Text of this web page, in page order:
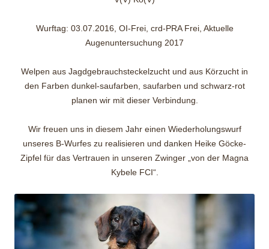
Wurftag: 03.07.2016, OI-Frei, crd-PRA Frei, Aktuelle
Augenuntersuchung 2017
Welpen aus Jagdgebrauchsteckelzucht und aus Körzucht in
den Farben dunkel-saufarben, saufarben und schwarz-rot
planen wir mit dieser Verbindung.
Wir freuen uns in diesem Jahr einen Wiederholungswurf
unseres B-Wurfes zu realisieren und danken Heike Göcke-
Zipfel für das Vertrauen in unseren Zwinger „von der Magna
Kybele FCI“.